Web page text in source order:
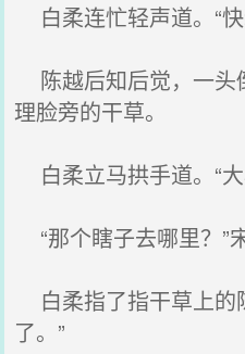
白柔连忙轻声道。“
陈越后知后觉，一头
理脸旁的干草。
白柔立马拱手道。“
“那个瞎子去哪里？”
白柔指了指干草上的
了。”